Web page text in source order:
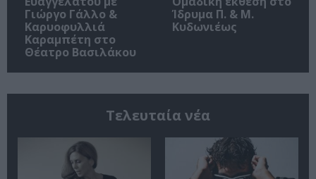
Γιώργο Γάλλο &
Καρυοφυλλιά
Καραμπέτη στο
Θέατρο Βασιλάκου
Ίδρυμα Π. & Μ.
Κυδωνιέως
Τελευταία νέα